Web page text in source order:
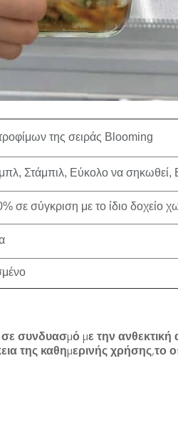
της σειράς Blooming
Στάμπιλ, Εύκολο να σηκωθεί,
σε σύγκριση με το ίδιο δοχείο
συνδυασμό με την
της καθημερινής